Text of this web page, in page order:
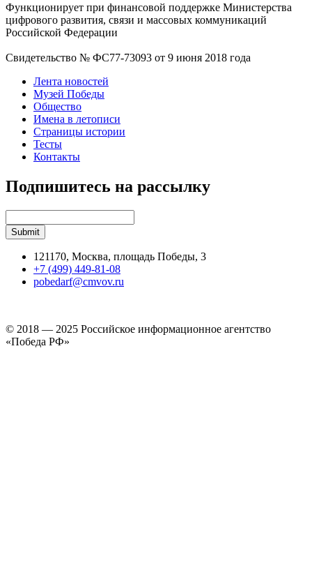
Функционирует при финансовой поддержке Министерства
цифрового развития, связи и массовых коммуникаций
Российской Федерации
Свидетельство № ФС77-73093 от 9 июня 2018 года
Лента новостей
Музей Победы
Общество
Имена в летописи
Страницы истории
Тесты
Контакты
Подпишитесь на рассылку
121170, Москва, площадь Победы, 3
+7 (499) 449-81-08
pobedarf@cmvov.ru
© 2018 — 2025 Российское информационное агентство
«Победа РФ»